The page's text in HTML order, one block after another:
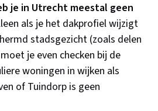
je in Utrecht meestal geen
als je het dakprofiel wijzigt
stadsgezicht (zoals delen
je even checken bij de
woningen in wijken als
of Tuindorp is geen